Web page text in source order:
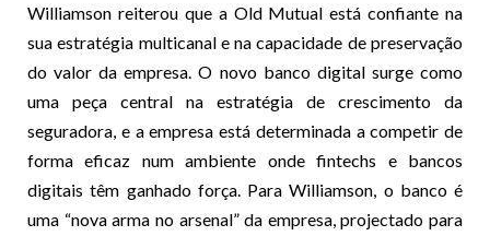
Williamson reiterou que a Old Mutual está confiante na
sua estratégia multicanal e na capacidade de preservação
do valor da empresa. O novo banco digital surge como
uma peça central na estratégia de crescimento da
seguradora, e a empresa está determinada a competir de
forma eficaz num ambiente onde fintechs e bancos
digitais têm ganhado força. Para Williamson, o banco é
uma “nova arma no arsenal” da empresa, projectado para